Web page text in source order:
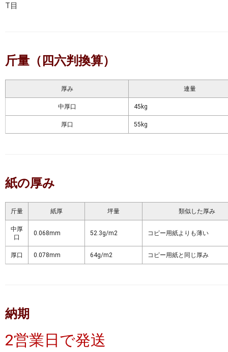
T目
斤量（四六判換算）
厚み 連量
中厚口 45kg
厚口 55kg
紙の厚み
斤量 紙厚 坪量 類似した厚み
中厚
口
0.068mm 52.3g/m2 コピー用紙よりも薄い
厚口 0.078mm 64g/m2 コピー用紙と同じ厚み
納期
2営業日で発送